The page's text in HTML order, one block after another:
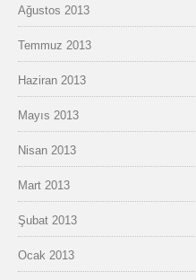
Ağustos 2013
Temmuz 2013
Haziran 2013
Mayıs 2013
Nisan 2013
Mart 2013
Şubat 2013
Ocak 2013